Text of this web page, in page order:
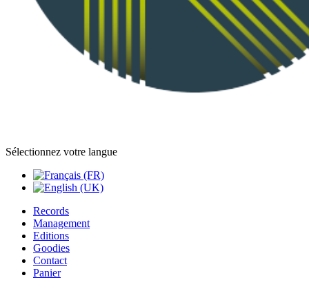
Sélectionnez votre langue
Records
Management
Editions
Goodies
Contact
Panier